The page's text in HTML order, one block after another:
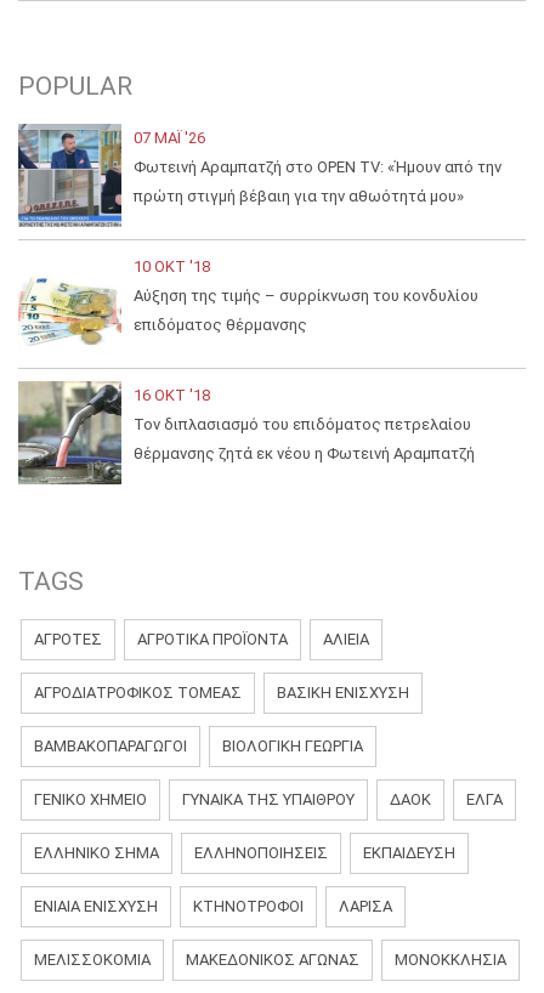
POPULAR
07 ΜΑΪ́ '26
Φωτεινή Αραμπατζή στο OPEN TV: «Ήμουν από την
πρώτη στιγμή βέβαιη για την αθωότητά μου»
10 ΟΚΤ '18
Αύξηση της τιμής – συρρίκνωση του κονδυλίου
επιδόματος θέρμανσης
16 ΟΚΤ '18
Τον διπλασιασμό του επιδόματος πετρελαίου
θέρμανσης ζητά εκ νέου η Φωτεινή Αραμπατζή
TAGS
ΑΓΡΟΤΕΣ ΑΓΡΟΤΙΚΑ ΠΡΟΪΟΝΤΑ ΑΛΙΕΙΑ
ΑΓΡΟΔΙΑΤΡΟΦΙΚΌΣ ΤΟΜΈΑΣ ΒΑΣΙΚΗ ΕΝΙΣΧΥΣΗ
ΒΑΜΒΑΚΟΠΑΡΑΓΩΓΟΊ ΒΙΟΛΟΓΙΚΉ ΓΕΩΡΓΊΑ
ΓΕΝΙΚΌ ΧΗΜΕΊΟ ΓΥΝΑΊΚΑ ΤΗΣ ΥΠΑΊΘΡΟΥ ΔΑΟΚ ΕΛΓΑ
ΕΛΛΗΝΙΚΟ ΣΗΜΑ ΕΛΛΗΝΟΠΟΙΗΣΕΙΣ ΕΚΠΑΊΔΕΥΣΗ
ΕΝΙΑΊΑ ΕΝΊΣΧΥΣΗ ΚΤΗΝΟΤΡΟΦΟΙ ΛΆΡΙΣΑ
ΜΕΛΙΣΣΟΚΟΜΙΑ ΜΑΚΕΔΟΝΙΚΌΣ ΑΓΏΝΑΣ ΜΟΝΟΚΚΛΗΣΙΆ